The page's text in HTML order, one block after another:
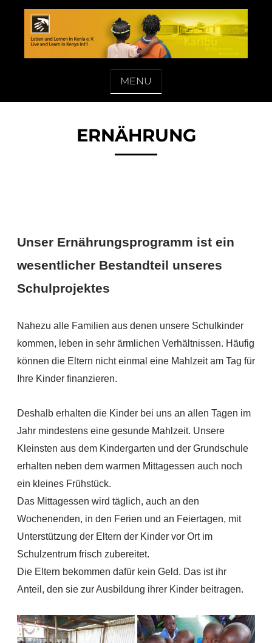
content
LEBEN UND LERNEN IN KENIA E. V.
MENU
ERNÄHRUNG
Unser Ernährungsprogramm ist ein
wesentlicher Bestandteil unseres
Schulprojektes
Nahezu alle Familien aus denen unsere Schulkinder
kommen, leben in sehr ärmlichen Verhältnissen. Häufig
können die Eltern nicht einmal eine Mahlzeit am Tag für
Ihre Kinder finanzieren.
Deshalb erhalten die Kinder bei uns an allen Tagen im
Jahr mindestens eine gesunde Mahlzeit. Unsere
Kleinsten aus dem Kindergarten und der Grundschule
erhalten neben dem warmen Mittagessen auch noch
ein kleines Frühstück.
Das Mittagessen wird täglich, auch an den
Wochenenden, in den Ferien und an Feiertagen, mit
Unterstützung der Eltern der Kinder vor Ort im
Schulzentrum frisch zubereitet.
Die Eltern bekommen dafür kein Geld. Das ist ihr
Anteil, den sie zur Ausbildung ihrer Kinder beitragen.